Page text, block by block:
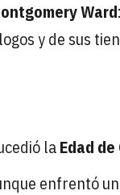
Ward
y de sus
laEdad de
enfrentó